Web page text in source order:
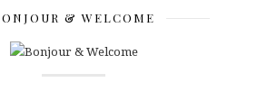
& WELCOME